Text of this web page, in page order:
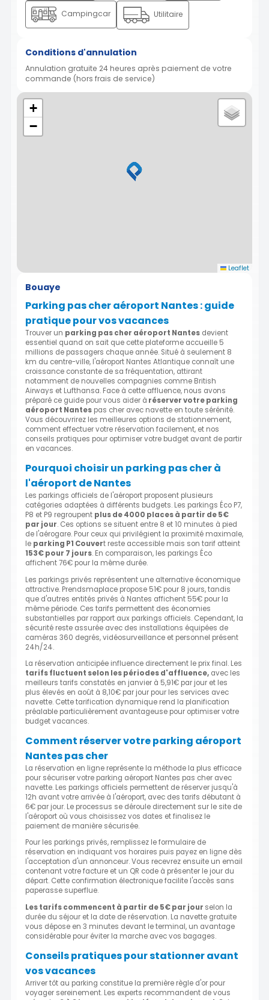
Campingcar Utilitaire
Conditions d'annulation
Annulation gratuite 24 heures après paiement de votre
commande (hors frais de service)
+
−
Leaflet
Bouaye
Parking pas cher aéroport Nantes : guide
pratique pour vos vacances
Trouver un parking pas cher aéroport Nantes devient
essentiel quand on sait que cette plateforme accueille 5
millions de passagers chaque année. Situé à seulement 8
km du centre-ville, l'aéroport Nantes Atlantique connaît une
croissance constante de sa fréquentation, attirant
notamment de nouvelles compagnies comme British
Airways et Lufthansa. Face à cette affluence, nous avons
préparé ce guide pour vous aider à réserver votre parking
aéroport Nantes pas cher avec navette en toute sérénité.
Vous découvrirez les meilleures options de stationnement,
comment effectuer votre réservation facilement, et nos
conseils pratiques pour optimiser votre budget avant de partir
en vacances.
Pourquoi choisir un parking pas cher à
l'aéroport de Nantes
Les parkings officiels de l'aéroport proposent plusieurs
catégories adaptées à différents budgets. Les parkings Éco P7,
P8 et P9 regroupent plus de 4000 places à partir de 5€
par jour. Ces options se situent entre 8 et 10 minutes à pied
de l'aérogare. Pour ceux qui privilégient la proximité maximale,
le parking P1 Couvert reste accessible mais son tarif atteint
153€ pour 7 jours. En comparaison, les parkings Éco
affichent 76€ pour la même durée.
Les parkings privés représentent une alternative économique
attractive. Prendsmaplace propose 51€ pour 8 jours, tandis
que d'autres entités privés à Nantes affichent 55€ pour la
même période. Ces tarifs permettent des économies
substantielles par rapport aux parkings officiels. Cependant, la
sécurité reste assurée avec des installations équipées de
caméras 360 degrés, vidéosurveillance et personnel présent
24h/24.
La réservation anticipée influence directement le prix final. Les
tarifs fluctuent selon les périodes d'affluence, avec les
meilleurs tarifs constatés en janvier à 5,91€ par jour et les
plus élevés en août à 8,10€ par jour pour les services avec
navette. Cette tarification dynamique rend la planification
préalable particulièrement avantageuse pour optimiser votre
budget vacances.
Comment réserver votre parking aéroport
Nantes pas cher
La réservation en ligne représente la méthode la plus efficace
pour sécuriser votre parking aéroport Nantes pas cher avec
navette. Les parkings officiels permettent de réserver jusqu'à
12h avant votre arrivée à l'aéroport, avec des tarifs débutant à
6€ par jour. Le processus se déroule directement sur le site de
l'aéroport où vous choisissez vos dates et finalisez le
paiement de manière sécurisée.
Pour les parkings privés, remplissez le formulaire de
réservation en indiquant vos horaires puis payez en ligne dès
l'acceptation d'un annonceur. Vous recevrez ensuite un email
contenant votre facture et un QR code à présenter le jour du
départ. Cette confirmation électronique facilite l'accès sans
paperasse superflue.
Les tarifs commencent à partir de 5€ par jour selon la
durée du séjour et la date de réservation. La navette gratuite
vous dépose en 3 minutes devant le terminal, un avantage
considérable pour éviter la marche avec vos bagages.
Conseils pratiques pour stationner avant
vos vacances
Arriver tôt au parking constitue la première règle d'or pour
voyager sereinement. Les experts recommandent de vous